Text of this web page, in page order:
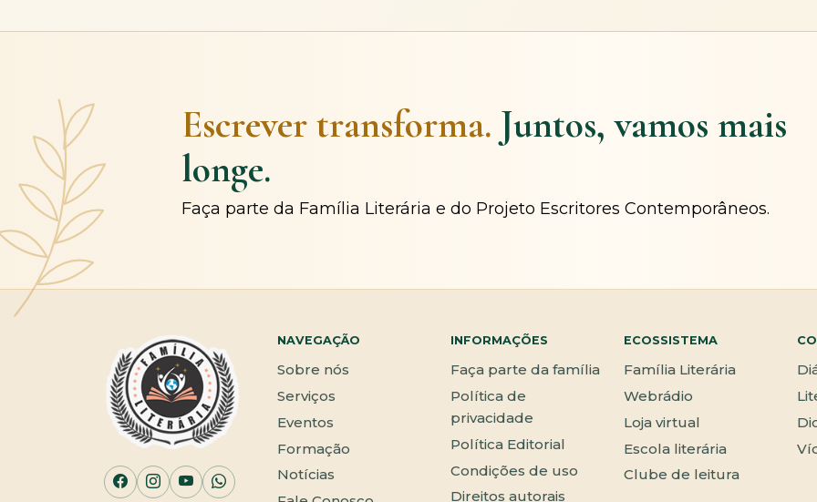
Escrever transforma. Juntos, vamos mais
longe.
Faça parte da Família Literária e do Projeto Escritores Contemporâneos.
NAVEGAÇÃO
Sobre nós
Serviços
Eventos
Formação
Notícias
INFORMAÇÕES
Faça parte da família
Política de
privacidade
Política Editorial
Condições de uso
Direitos autorais
ECOSSISTEMA
Família Literária
Webrádio
Loja virtual
Escola literária
Clube de leitura